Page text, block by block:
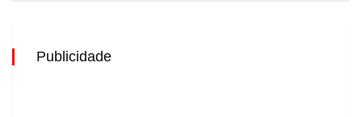
Publicidade